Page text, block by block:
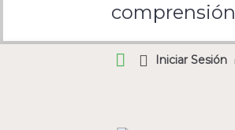
comprensión
Iniciar Sesión